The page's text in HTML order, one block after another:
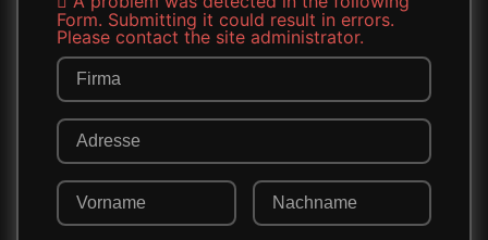
Form. Submitting it could result in errors.
Please contact the site administrator.